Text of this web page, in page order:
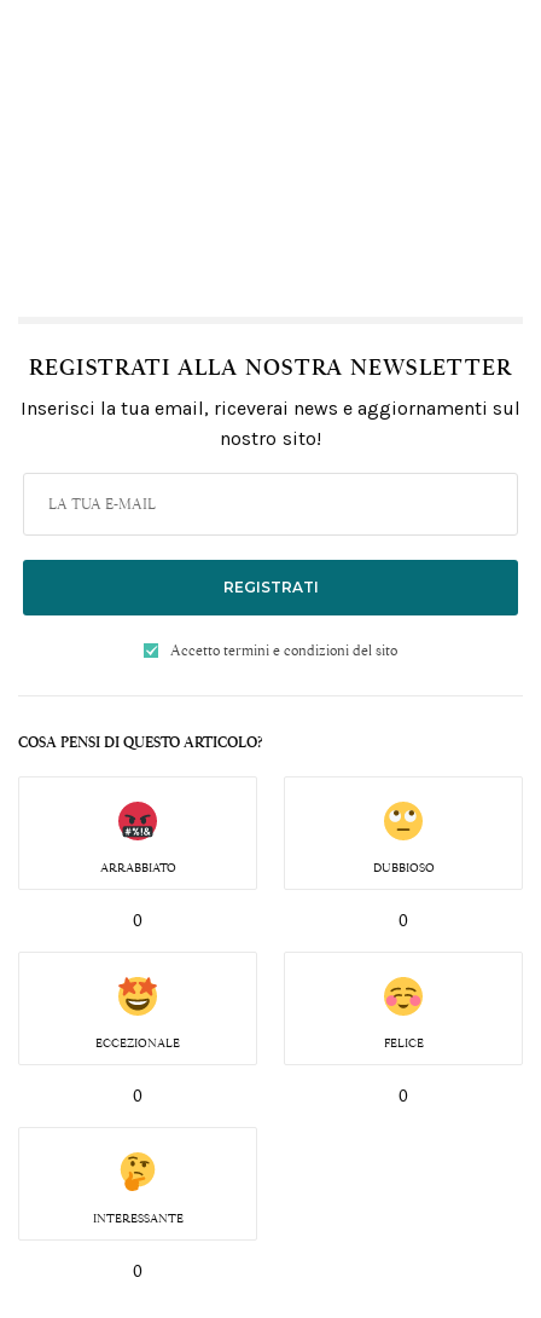
REGISTRATI ALLA NOSTRA NEWSLETTER
Inserisci la tua email, riceverai news e aggiornamenti sul
nostro sito!
REGISTRATI
Accetto termini e condizioni del sito
COSA PENSI DI QUESTO ARTICOLO?
ARRABBIATO
0
DUBBIOSO
0
ECCEZIONALE
0
FELICE
0
INTERESSANTE
0